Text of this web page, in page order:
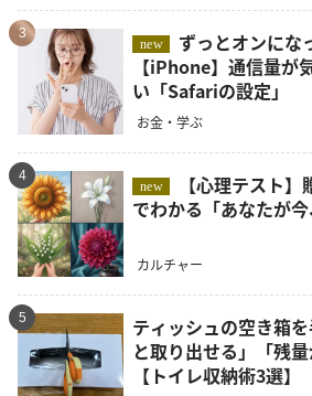
3
new
【iPhone】通信量が
い「Safariの設定」
お金・学ぶ
4
new
でわかる「あなたが今
カルチャー
5
ティッシュの空き箱
と取り出せる」「残
【トイレ収納術3選】